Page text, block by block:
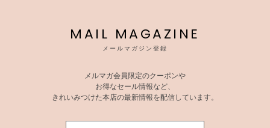
MAIL MAGAZINE
メールマガジン登録
メルマガ会員限定のクーポンや
お得なセール情報など、
きれいみつけた本店の最新情報を配信しています。